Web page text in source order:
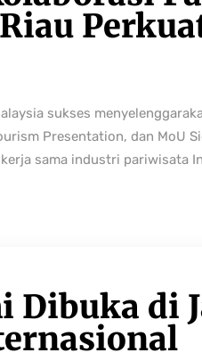
sukses
Presentation, dan MoU
sama industri pariwisata
Dibuka di